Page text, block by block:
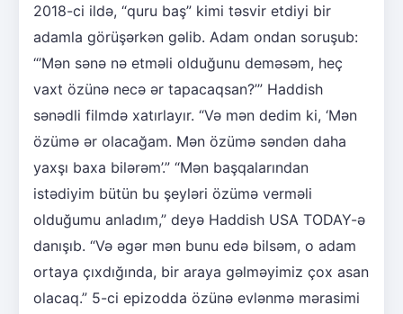
2018-ci ildə, “quru baş” kimi təsvir etdiyi bir
adamla görüşərkən gəlib. Adam ondan soruşub:
“’Mən sənə nə etməli olduğunu deməsəm, heç
vaxt özünə necə ər tapacaqsan?’” Haddish
sənədli filmdə xatırlayır. “Və mən dedim ki, ‘Mən
özümə ər olacağam. Mən özümə səndən daha
yaxşı baxa bilərəm’.” “Mən başqalarından
istədiyim bütün bu şeyləri özümə verməli
olduğumu anladım,” deyə Haddish USA TODAY-ə
danışıb. “Və əgər mən bunu edə bilsəm, o adam
ortaya çıxdığında, bir araya gəlməyimiz çox asan
olacaq.” 5-ci epizodda özünə evlənmə mərasimi